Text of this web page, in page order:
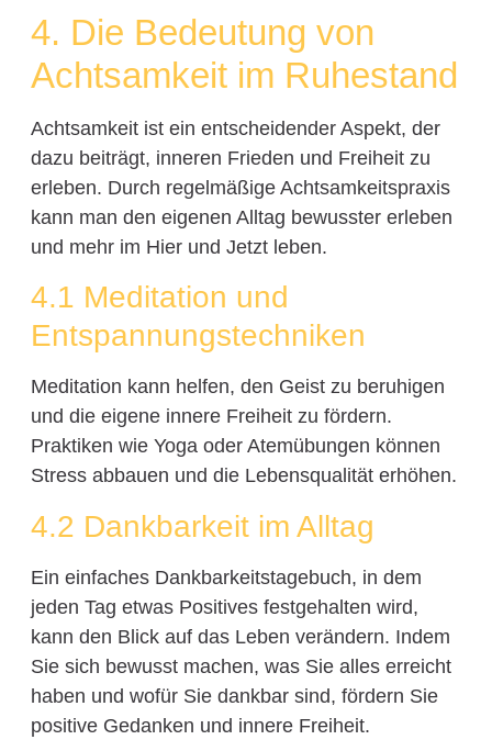
4. Die Bedeutung von
Achtsamkeit im Ruhestand
Achtsamkeit ist ein entscheidender Aspekt, der
dazu beiträgt, inneren Frieden und Freiheit zu
erleben. Durch regelmäßige Achtsamkeitspraxis
kann man den eigenen Alltag bewusster erleben
und mehr im Hier und Jetzt leben.
4.1 Meditation und
Entspannungstechniken
Meditation kann helfen, den Geist zu beruhigen
und die eigene innere Freiheit zu fördern.
Praktiken wie Yoga oder Atemübungen können
Stress abbauen und die Lebensqualität erhöhen.
4.2 Dankbarkeit im Alltag
Ein einfaches Dankbarkeitstagebuch, in dem
jeden Tag etwas Positives festgehalten wird,
kann den Blick auf das Leben verändern. Indem
Sie sich bewusst machen, was Sie alles erreicht
haben und wofür Sie dankbar sind, fördern Sie
positive Gedanken und innere Freiheit.